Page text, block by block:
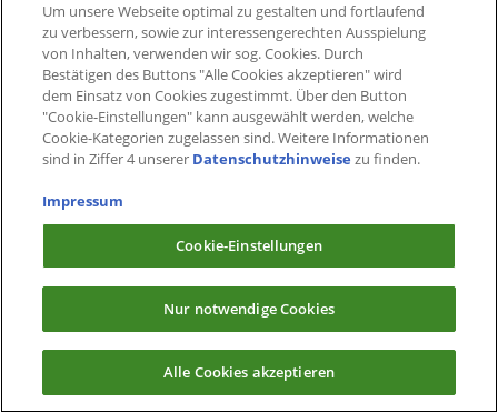
Um unsere Webseite optimal zu gestalten und fortlaufend
zu verbessern, sowie zur interessengerechten Ausspielung
von Inhalten, verwenden wir sog. Cookies. Durch
Bestätigen des Buttons "Alle Cookies akzeptieren" wird
dem Einsatz von Cookies zugestimmt. Über den Button
"Cookie-Einstellungen" kann ausgewählt werden, welche
Cookie-Kategorien zugelassen sind. Weitere Informationen
sind in Ziffer 4 unserer Datenschutzhinweise zu finden.
Impressum
Cookie-Einstellungen
Nur notwendige Cookies
Alle Cookies akzeptieren